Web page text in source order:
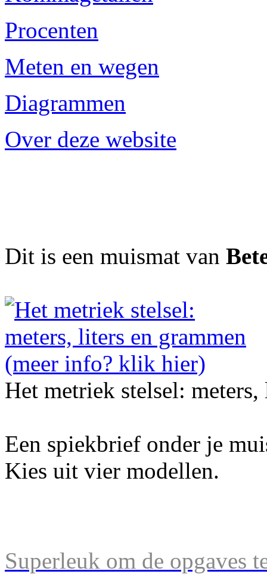
Procenten
Meten en wegen
Diagrammen
Over deze website
Dit is een muismat van
Het metriek stelsel:
Een spiekbrief onder je
Kies uit vier modellen.
Superleuk om de opgaves